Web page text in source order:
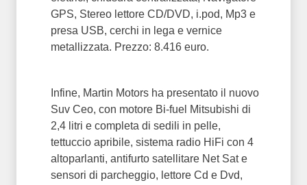
GPS, Stereo lettore CD/DVD, i.pod, Mp3 e
presa USB, cerchi in lega e vernice
metallizzata. Prezzo: 8.416 euro.
Infine, Martin Motors ha presentato il nuovo
Suv Ceo, con motore Bi-fuel Mitsubishi di
2,4 litri e completa di sedili in pelle,
tettuccio apribile, sistema radio HiFi con 4
altoparlanti, antifurto satellitare Net Sat e
sensori di parcheggio, lettore Cd e Dvd,